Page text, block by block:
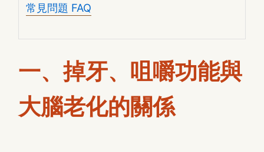
常見問題 FAQ
一、掉牙、咀嚼功能與
大腦老化的關係